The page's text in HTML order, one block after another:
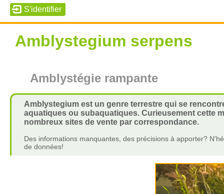
Amblystegium serpens
Amblystégie rampante
Amblystegium est un genre terrestre qui se
aquatiques ou subaquatiques. Curieusement cette
nombreux sites de vente par correspondance.
Des informations manquantes, des précisions à apporter?
de données!